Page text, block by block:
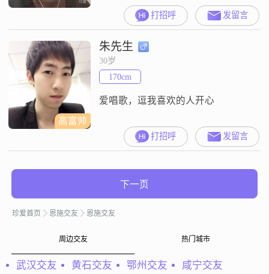
##3002##我的月收入在3001到5000
元之间，目前仍在工作中##3002##
虽然我的学历是高中及以下，但我
一直保持着积极向上的生活态度
##3002##我性格温柔体贴，善解人
意，总是愿意倾听他人的心声
##3002##我开朗爱笑，独立自信，
真诚可靠
打招呼 发留言
高富帅
朱先生
30岁
170cm
爱唱歌，逗我喜欢的人开心
打招呼 发留言
下一页
珍爱首页 恩施交友 恩施交友
周边交友 热门城市
武汉交友 黄石交友 鄂州交友 咸宁交友